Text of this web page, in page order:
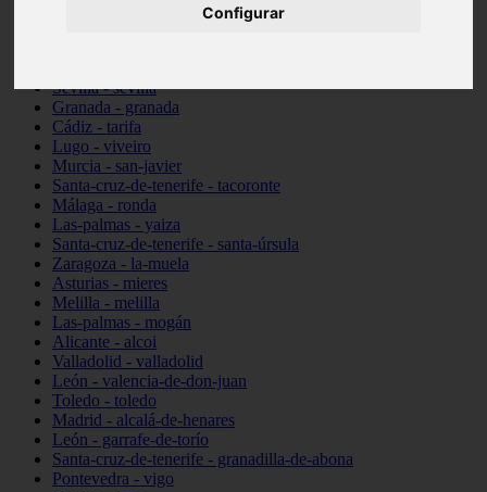
Configurar
Sevilla - sevilla
Granada - granada
Cádiz - tarifa
Lugo - viveiro
Murcia - san-javier
Santa-cruz-de-tenerife - tacoronte
Málaga - ronda
Las-palmas - yaiza
Santa-cruz-de-tenerife - santa-úrsula
Zaragoza - la-muela
Asturias - mieres
Melilla - melilla
Las-palmas - mogán
Alicante - alcoi
Valladolid - valladolid
León - valencia-de-don-juan
Toledo - toledo
Madrid - alcalá-de-henares
León - garrafe-de-torío
Santa-cruz-de-tenerife - granadilla-de-abona
Pontevedra - vigo